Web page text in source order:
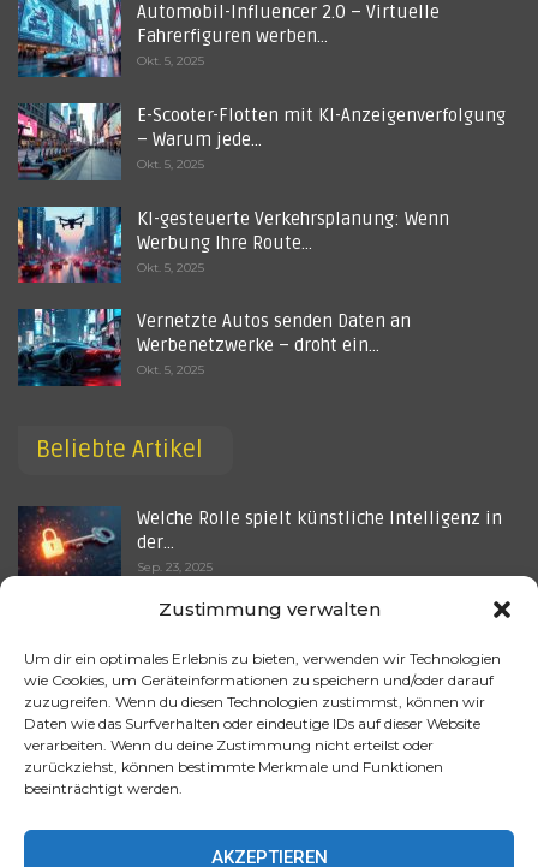
Zustimmung verwalten
Um dir ein optimales Erlebnis zu bieten, verwenden wir Technologien
wie Cookies, um Geräteinformationen zu speichern und/oder darauf
zuzugreifen. Wenn du diesen Technologien zustimmst, können wir
Daten wie das Surfverhalten oder eindeutige IDs auf dieser Website
verarbeiten. Wenn du deine Zustimmung nicht erteilst oder
zurückziehst, können bestimmte Merkmale und Funktionen
beeinträchtigt werden.
AKZEPTIEREN
Automobil-Influencer 2.0 – Virtuelle
Fahrerfiguren werben…
Okt. 5, 2025
E-Scooter-Flotten mit KI-Anzeigenverfolgung
– Warum jede…
Okt. 5, 2025
KI-gesteuerte Verkehrsplanung: Wenn
Werbung Ihre Route…
Okt. 5, 2025
Vernetzte Autos senden Daten an
Werbenetzwerke – droht ein…
Okt. 5, 2025
Beliebte Artikel
Welche Rolle spielt künstliche Intelligenz in
der…
Sep. 23, 2025
KI-Marketing im Milliardenrennen – Warum
Wie kann künstliche Intelligenz im Bereich
der…
Aug. 27, 2025
Wie wird künstliche Intelligenz in der
Entdeckung neuer…